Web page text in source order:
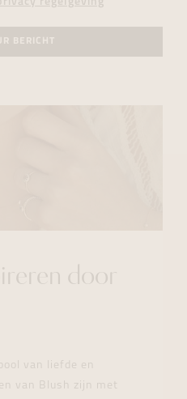
BERICHT
door
van liefde en
van Blush zijn met